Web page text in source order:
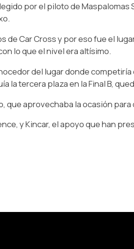
por el piloto de
Car Cross y por eso fue el
lo que el nivel era altísimo.
del lugar donde
la tercera plaza en la Final B,
aprovechaba la ocasión
y Kincar, el apoyo que han